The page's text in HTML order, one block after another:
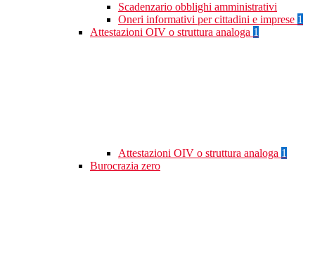
Scadenzario obblighi amministrativi
Oneri informativi per cittadini e imprese 1
Attestazioni OIV o struttura analoga 1
Attestazioni OIV o struttura analoga 1
Burocrazia zero